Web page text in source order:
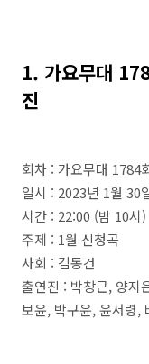
1. 가요무대
진
회차 : 가요무대 1784
일시 : 2023년 1월 30
시간 : 22:00 (밤 10시)
주제 : 1월 신청곡
사회 : 김동건
출연진 : 박창근, 양지
보윤, 박구윤, 윤서령,